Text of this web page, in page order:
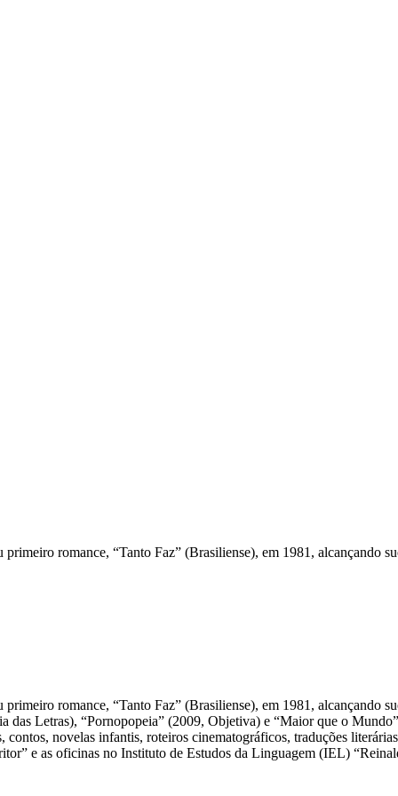
romance, “Tanto Faz” (Brasiliense), em 1981, alcançando
romance, “Tanto Faz” (Brasiliense), em 1981, alcançando
Letras), “Pornopopeia” (2009, Objetiva) e “Maior que o
novelas infantis, roteiros cinematográficos, traduções
e as oficinas no Instituto de Estudos da Linguagem (IEL)